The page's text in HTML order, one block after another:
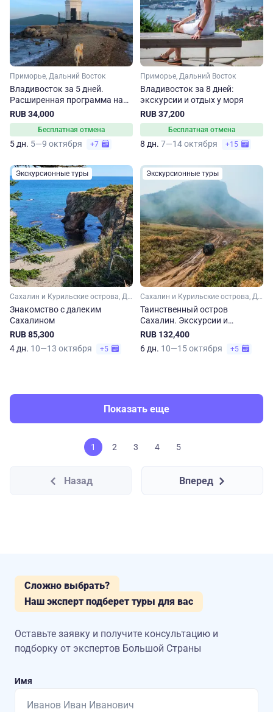
Приморье, Дальний Восток
Владивосток за 5 дней.
Расширенная программа на
лето-осень
RUB 34,000
Бесплатная отмена
5 дн. 5—9 октября +7
Приморье, Дальний Восток
Владивосток за 8 дней:
экскурсии и отдых у моря
RUB 37,200
Бесплатная отмена
8 дн. 7—14 октября +15
Экскурсионные туры
Сахалин и Курильские острова, Дальний Восток
Знакомство с далеким
Сахалином
RUB 85,300
4 дн. 10—13 октября +5
Экскурсионные туры
Сахалин и Курильские острова, Дальний Восток
Таинственный остров
Сахалин. Экскурсии и
гастрономические
RUB 132,400
6 дн. 10—15 октября +5
Показать еще
1 2 3 4 5
Назад Вперед
Сложно выбрать?
Наш эксперт подберет туры для вас
Оставьте заявку и получите консультацию и
подборку от экспертов Большой Страны
Имя